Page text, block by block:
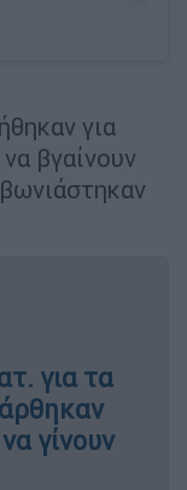
για
βγαίνουν
για τα
γίνουν